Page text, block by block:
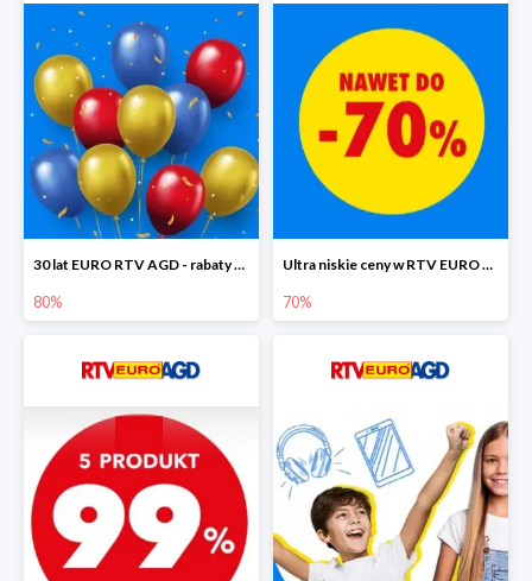
30 lat EURO RTV AGD - rabaty do -80%
80%
Ultra niskie ceny w RTV EURO AGD do -70%
70%